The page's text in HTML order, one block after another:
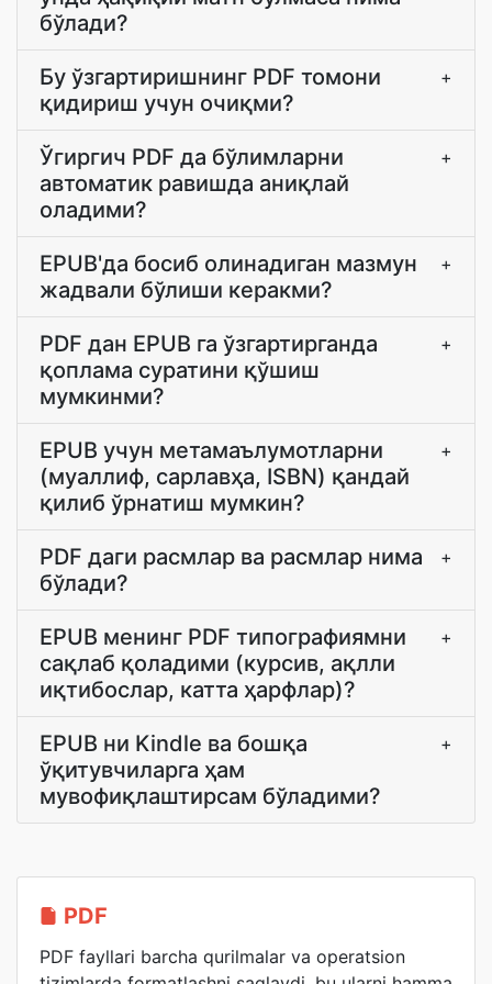
бўлади?
Бу ўзгартиришнинг PDF томони
қидириш учун очиқми?
+
Ўгиргич PDF да бўлимларни
автоматик равишда аниқлай
оладими?
+
EPUB'да босиб олинадиган мазмун
жадвали бўлиши керакми?
+
PDF дан EPUB га ўзгартирганда
қоплама суратини қўшиш
мумкинми?
+
EPUB учун метамаълумотларни
(муаллиф, сарлавҳа, ISBN) қандай
қилиб ўрнатиш мумкин?
+
PDF даги расмлар ва расмлар нима
бўлади?
+
EPUB менинг PDF типографиямни
сақлаб қоладими (курсив, ақлли
иқтибослар, катта ҳарфлар)?
+
EPUB ни Kindle ва бошқа
ўқитувчиларга ҳам
мувофиқлаштирсам бўладими?
+
PDF
PDF fayllari barcha qurilmalar va operatsion